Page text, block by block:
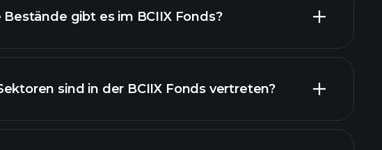
Bestände gibt es im BCIIX Fonds?
sind in der BCIIX Fonds vertreten?